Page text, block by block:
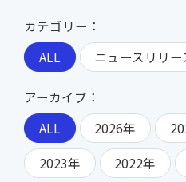
カテゴリー：
ALL
ニュースリリー
アーカイブ：
ALL
2026年
2023年 2022年